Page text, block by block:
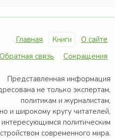
Главная Книги
О сайте
Обратная связь
Сокращения
Представленная информация
не только экспертам,
политикам и журналистам,
но и широкому кругу читателей,
интересующимся политическим
современного мира.